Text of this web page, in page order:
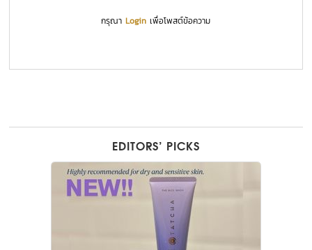
กรุณาLogin เพื่อโพสต์ข้อความ
EDITORS’ PICKS